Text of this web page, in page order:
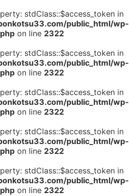
stdClass::$access_token in
public_html/
on line 2322
stdClass::$access_token in
public_html/
on line 2322
stdClass::$access_token in
public_html/
on line 2322
stdClass::$access_token in
public_html/
on line 2322
stdClass::$access_token in
public_html/
on line 2322